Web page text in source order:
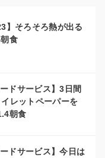
】そろそろ熱が出る
食
ドサービス】3日間
レットペーパーを
朝食
ドサービス】今日は